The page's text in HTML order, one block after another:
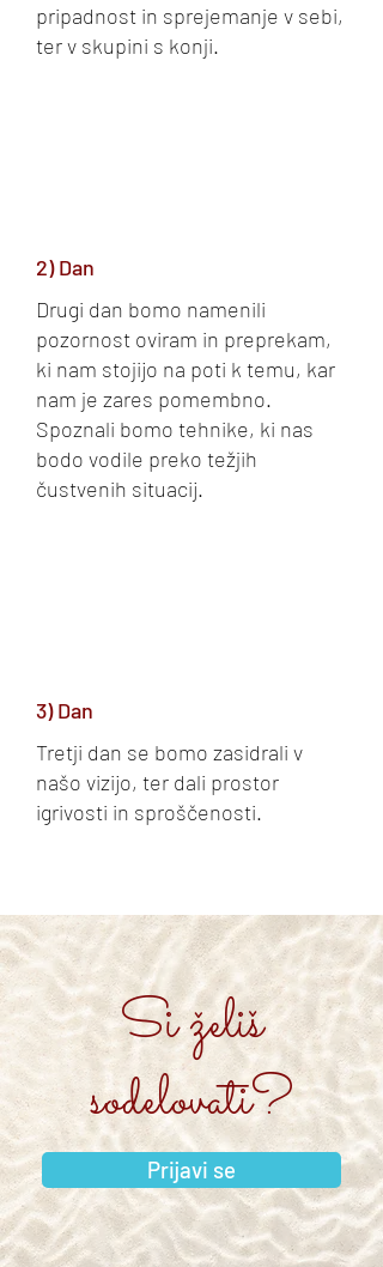
pripadnost in sprejemanje v sebi,
ter v skupini s konji.
2) Dan
Drugi dan bomo namenili
pozornost oviram in preprekam,
ki nam stojijo na poti k temu, kar
nam je zares pomembno.
Spoznali bomo tehnike, ki nas
bodo vodile preko težjih
čustvenih situacij.
3) Dan
Tretji dan se bomo zasidrali v
našo vizijo, ter dali prostor
igrivosti in sproščenosti.
Si želiš
sodelovati?
Prijavi se